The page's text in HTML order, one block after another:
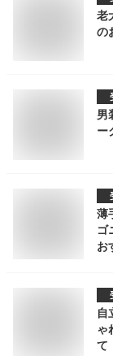
老
の
男
ー
薄
ゴ
お
自
ゃ
て